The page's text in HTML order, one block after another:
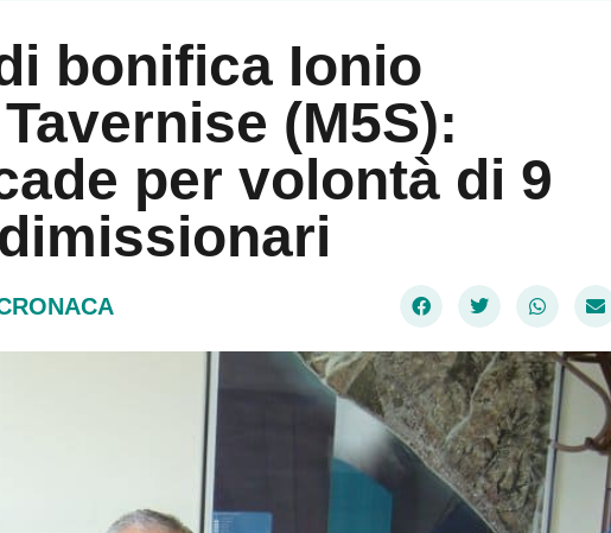
bonifica Ionio
(M5S):
per volontà di 9